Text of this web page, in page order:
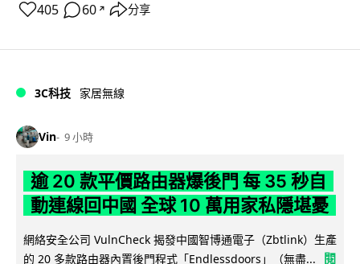
405 60 ↗ 分享
3C科技 家居無線
Vin 9 小時
逾 20 款平價路由器爆後門 每 35 秒自
動連線回中國 全球 10 萬用家私隱堪憂
網絡安全公司 VulnCheck 揭發中國智博通電子（Zbtlink）生產
的 20 多款路由器內置後門程式「Endlessdoors」（無盡...
閱